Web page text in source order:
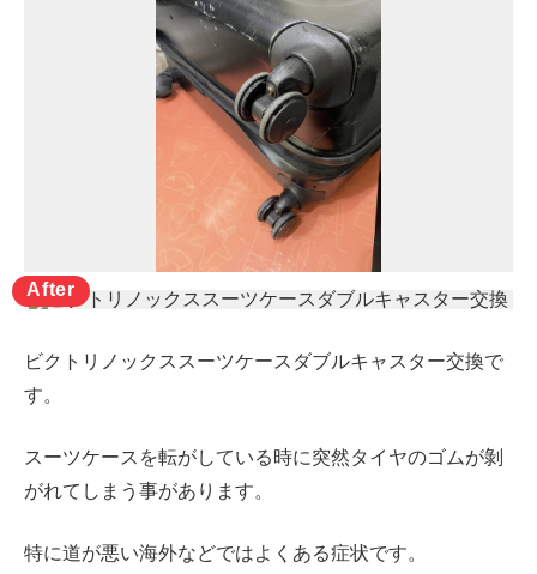
ビクトリノックススーツケースダブルキャスター交換で
す。
スーツケースを転がしている時に突然タイヤのゴムが剝
がれてしまう事があります。
特に道が悪い海外などではよくある症状です。